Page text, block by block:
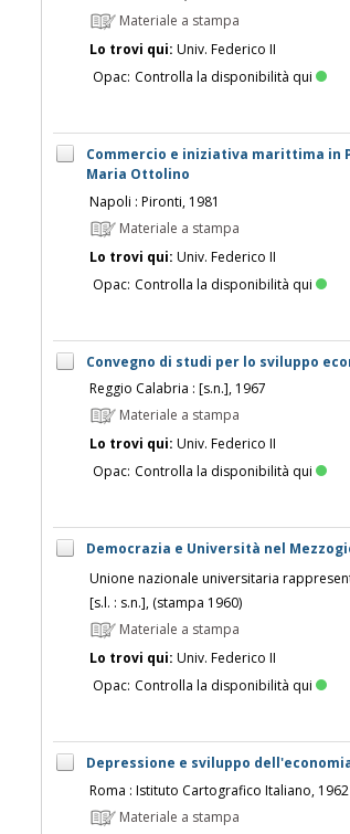
Materiale a stampa
Lo trovi qui: Univ. Federico II
Opac: Controlla la disponibilità qui
Commercio e iniziativa marittima in
Maria Ottolino
Napoli : Pironti, 1981
Materiale a stampa
Lo trovi qui: Univ. Federico II
Opac: Controlla la disponibilità qui
Convegno di studi per lo sviluppo
Reggio Calabria : [s.n.], 1967
Materiale a stampa
Lo trovi qui: Univ. Federico II
Opac: Controlla la disponibilità qui
Democrazia e Università nel
Unione nazionale universitaria
[s.l. : s.n.], (stampa 1960)
Materiale a stampa
Lo trovi qui: Univ. Federico II
Opac: Controlla la disponibilità qui
Depressione e sviluppo
Roma : Istituto Cartografico Italiano, 1962
Materiale a stampa